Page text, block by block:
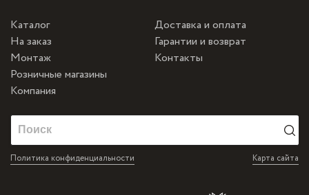
Каталог
На заказ
Монтаж
Розничные магазины
Компания
Доставка и оплата
Гарантии и возврат
Контакты
Карта сайта
Политика конфиденциальности